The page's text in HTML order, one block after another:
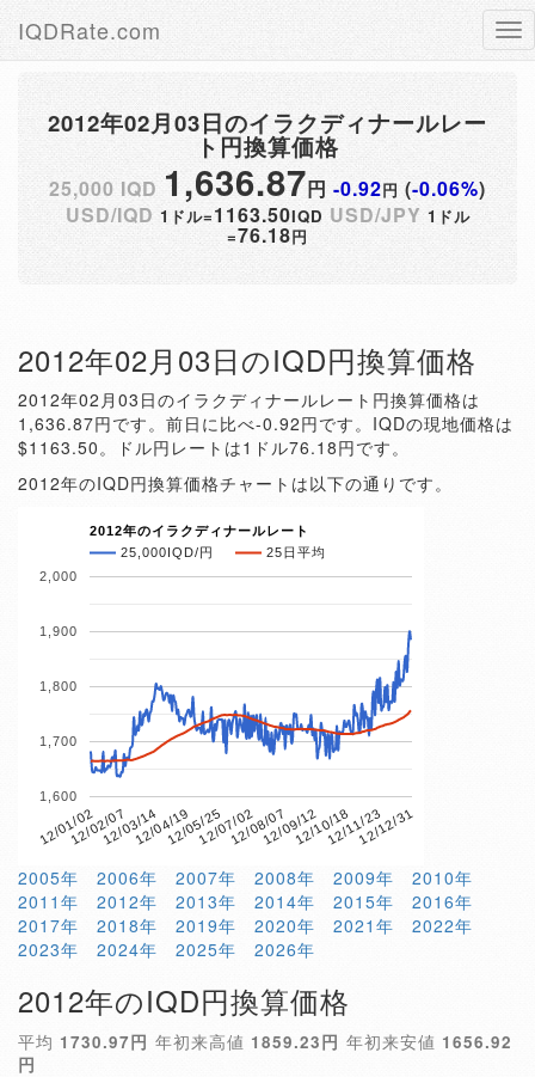
IQDRate.com
2012年02月03日のイラクディナールレー
ト円換算価格
25,000 IQD 1,636.87円-0.92円 (-0.06%)
USD/IQD 1ドル=1163.50IQD USD/JPY 1ドル
=76.18円
2012年02月03日のIQD円換算価格
2012年02月03日のイラクディナールレート円換算価格は
1,636.87円です。前日に比べ-0.92円です。IQDの現地価格は
$1163.50。ドル円レートは1ドル76.18円です。
2012年のIQD円換算価格チャートは以下の通りです。
2012年のイラクディナールレート
25,000IQD/円
25日平均
12/01/0212/02/0712/03/1412/04/1912/05/2512/07/0212/08/0712/09/1212/10/1812/11/2312/12/31
1,600
1,700
1,800
1,900
2,000
2005年 2006年 2007年 2008年 2009年
2010年
2011年
2012年 2013年 2014年 2015年
2016年
2017年
2018年 2019年 2020年 2021年
2022年
2023年
2024年 2025年 2026年
2012年のIQD円換算価格
平均 1730.97円 年初来高値 1859.23円 年初来安値 1656.92
円